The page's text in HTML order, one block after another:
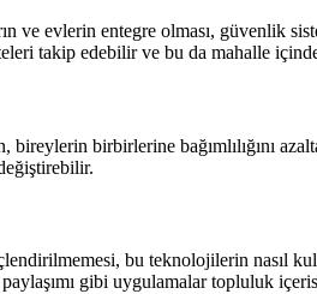
ve evlerin entegre olması, güvenlik
takip edebilir ve bu da mahalle
bireylerin birbirlerine bağımlılığını
bu teknolojilerin nasıl
gibi uygulamalar topluluk